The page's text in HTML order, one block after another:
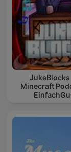
JukeBlocks
Minecraft